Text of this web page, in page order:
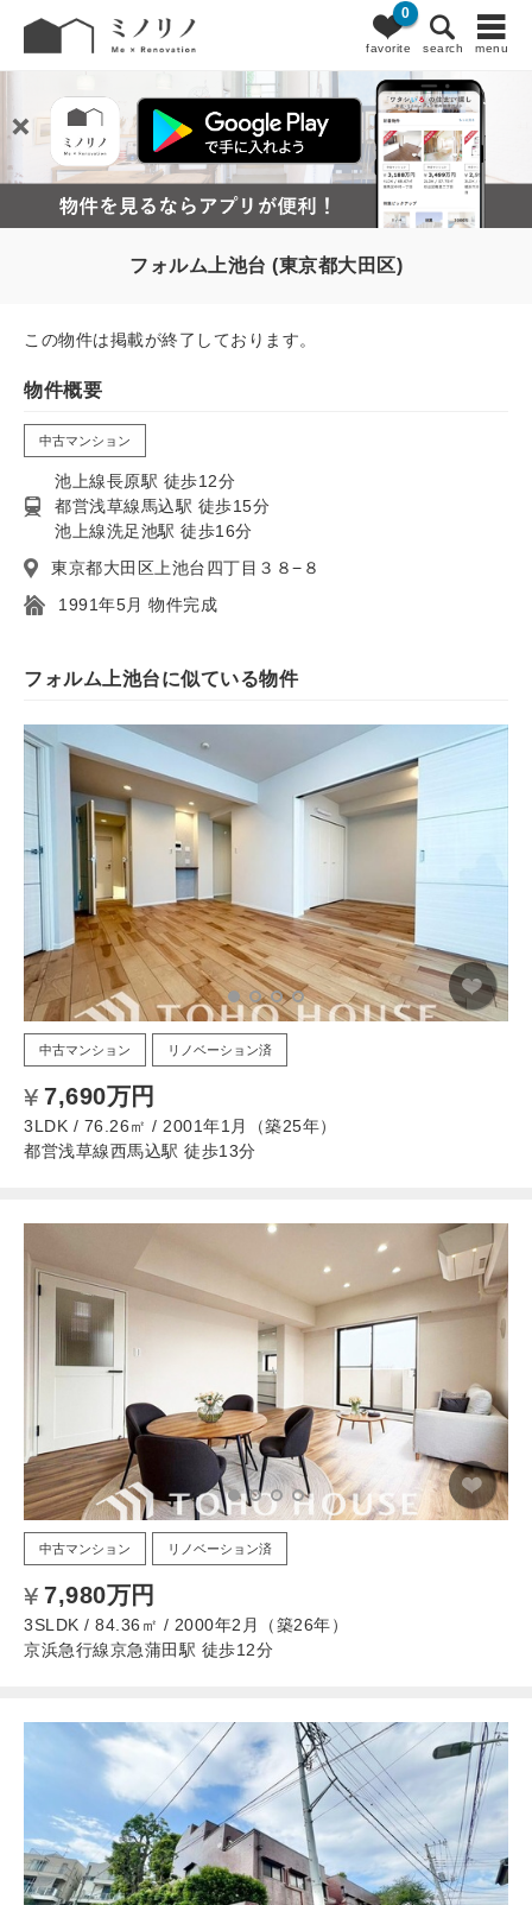
favorite
0
search menu
フォルム上池台 (東京都大田区)
この物件は掲載が終了しております。
物件概要
中古マンション
池上線長原駅 徒歩12分
都営浅草線馬込駅 徒歩15分
池上線洗足池駅 徒歩16分
東京都大田区上池台四丁目３８−８
1991年5月 物件完成
フォルム上池台に似ている物件
中古マンション リノベーション済
7,690万円
3LDK / 76.26㎡ / 2001年1月（築25年）
都営浅草線西馬込駅 徒歩13分
中古マンション リノベーション済
7,980万円
3SLDK / 84.36㎡ / 2000年2月（築26年）
京浜急行線京急蒲田駅 徒歩12分